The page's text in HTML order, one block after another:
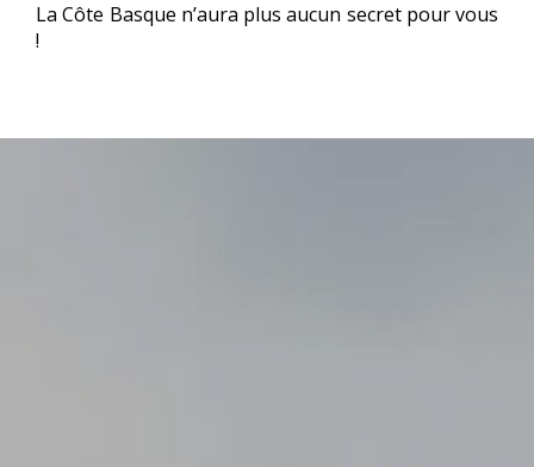
La Côte Basque n’aura plus aucun secret pour vous
!